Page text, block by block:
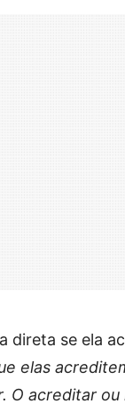
se ela
elas
O acreditar